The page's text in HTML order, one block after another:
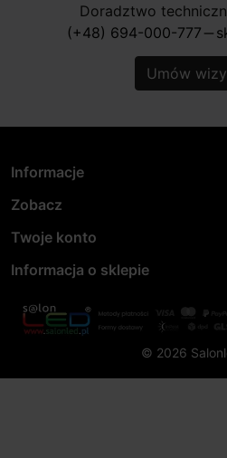
Doradztwo
(+48) 694-000-777 horizontal_rule
Umów
Informacje
Zobacz
Twoje konto
Informacja o sklepie
© 2026